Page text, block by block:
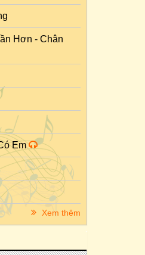
Hơn - Chân
Em
Xem thêm